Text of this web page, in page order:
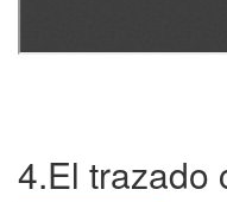
4.El trazado